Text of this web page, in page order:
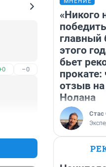
–0
«Никого
главный
этого
бьет
отзыв
Нолана
Стас